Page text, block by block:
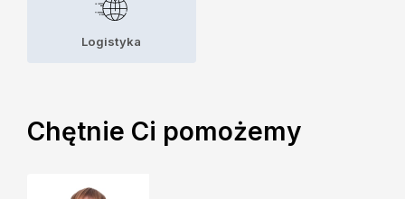
Logistyka
Chętnie Ci pomożemy